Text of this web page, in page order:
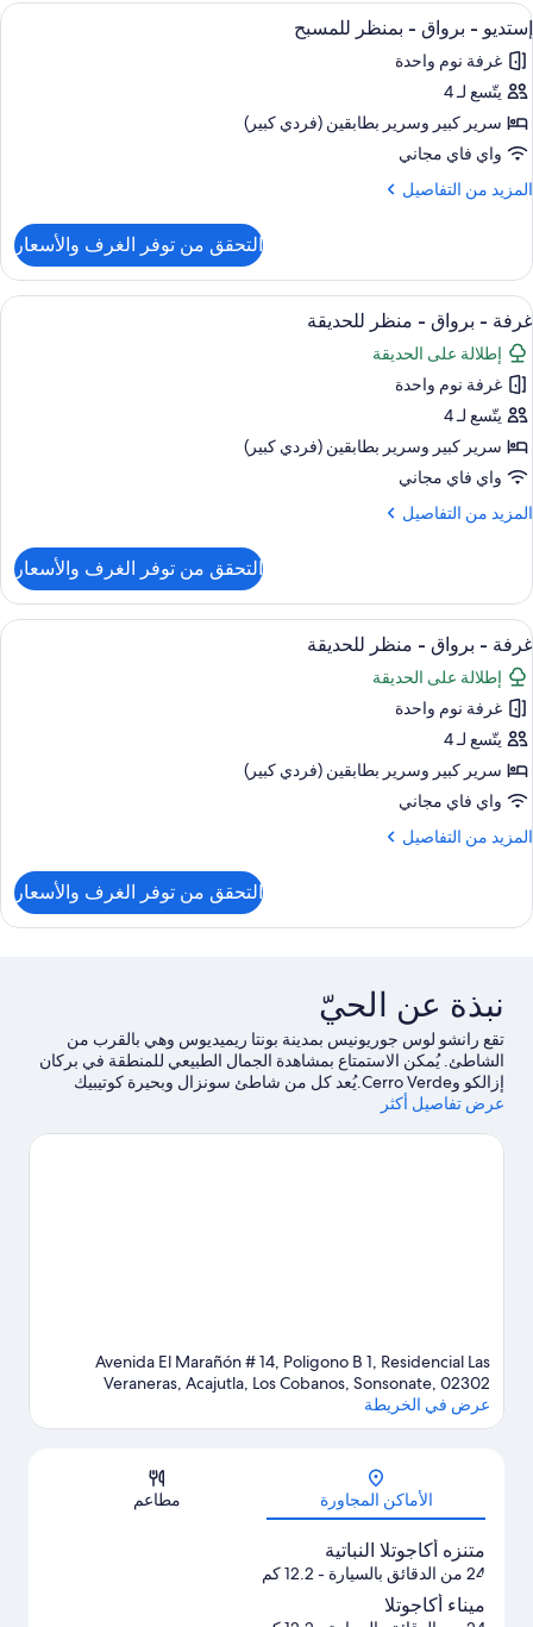
برواق
-
بمنظر
للمسبح
استعراض
جميع
صور
إستديو
-
برواق
-
بمنظر
6
إستديو - برواق - بمنظر للمسبح
غرفة نوم واحدة
يتّسع لـ 4
سرير كبير‫‬ وسرير بطابقين (فردي كبير)
واي فاي مجاني
المزيد من التفاصيل
المزيد
إستديو
برواق
بمنظر
للمسبح
التحقق من توفر الغرف والأسعار
استعراض
جميع
صور
غرفة
-
برواق
-
منظر
للحديقة
4
غرفة - برواق - منظر للحديقة
إطلالة على الحديقة
غرفة نوم واحدة
يتّسع لـ 4
سرير كبير‫‬ وسرير بطابقين (فردي كبير)
واي فاي مجاني
المزيد من التفاصيل
المزيد
غرفة
برواق
منظر
للحديقة
التحقق من توفر الغرف والأسعار
استعراض
جميع
صور
غرفة
-
برواق
-
منظر
للحديقة
4
غرفة - برواق - منظر للحديقة
إطلالة على الحديقة
غرفة نوم واحدة
يتّسع لـ 4
سرير كبير‫‬ وسرير بطابقين (فردي كبير)
واي فاي مجاني
المزيد من التفاصيل
المزيد
غرفة
منظر
للحديقة
التحقق من توفر الغرف والأسعار
نبذة عن الحيّ
تقع رانشو لوس جوريونيس بمدينة بونتا ريميديوس وهي بالقرب من
الشاطئ. يُمكن الاستمتاع بمشاهدة الجمال الطبيعي للمنطقة في بركان
إزالكو وCerro Verde.يُعد كل من شاطئ سونزال وبحيرة كوتيبيك
مكانين آخرين موصى بهما للزيارة.
عرض تفاصيل أكثر
Avenida El Marañón # 14, Poligono B 1, Residencial Las
Veraneras, Acajutla, Los Cobanos, Sonsonate, 02302
عرض في الخريطة
الأماكن المجاورة مطاعم
متنزه أكاجوتلا النباتية
24 من الدقائق بالسيارة - 12.2 كم
ميناء أكاجوتلا